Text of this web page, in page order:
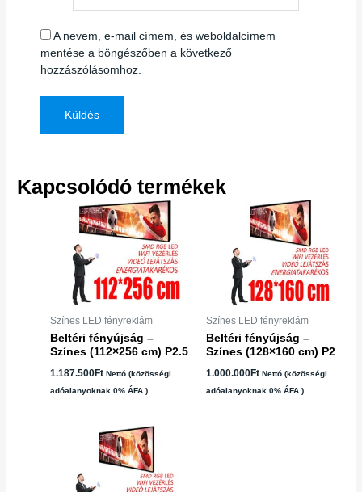
A nevem, e-mail címem, és weboldalcímem
mentése a böngészőben a következő
hozzászólásomhoz.
Kapcsolódó termékek
Színes LED fényreklám
Beltéri fényújság –
Színes (112×256 cm) P2.5
1.187.500Ft Nettó (közösségi
adóalanyoknak 0% ÁFA.)
Színes LED fényreklám
Beltéri fényújság –
Színes (128×160 cm) P2
1.000.000Ft Nettó (közösségi
adóalanyoknak 0% ÁFA.)